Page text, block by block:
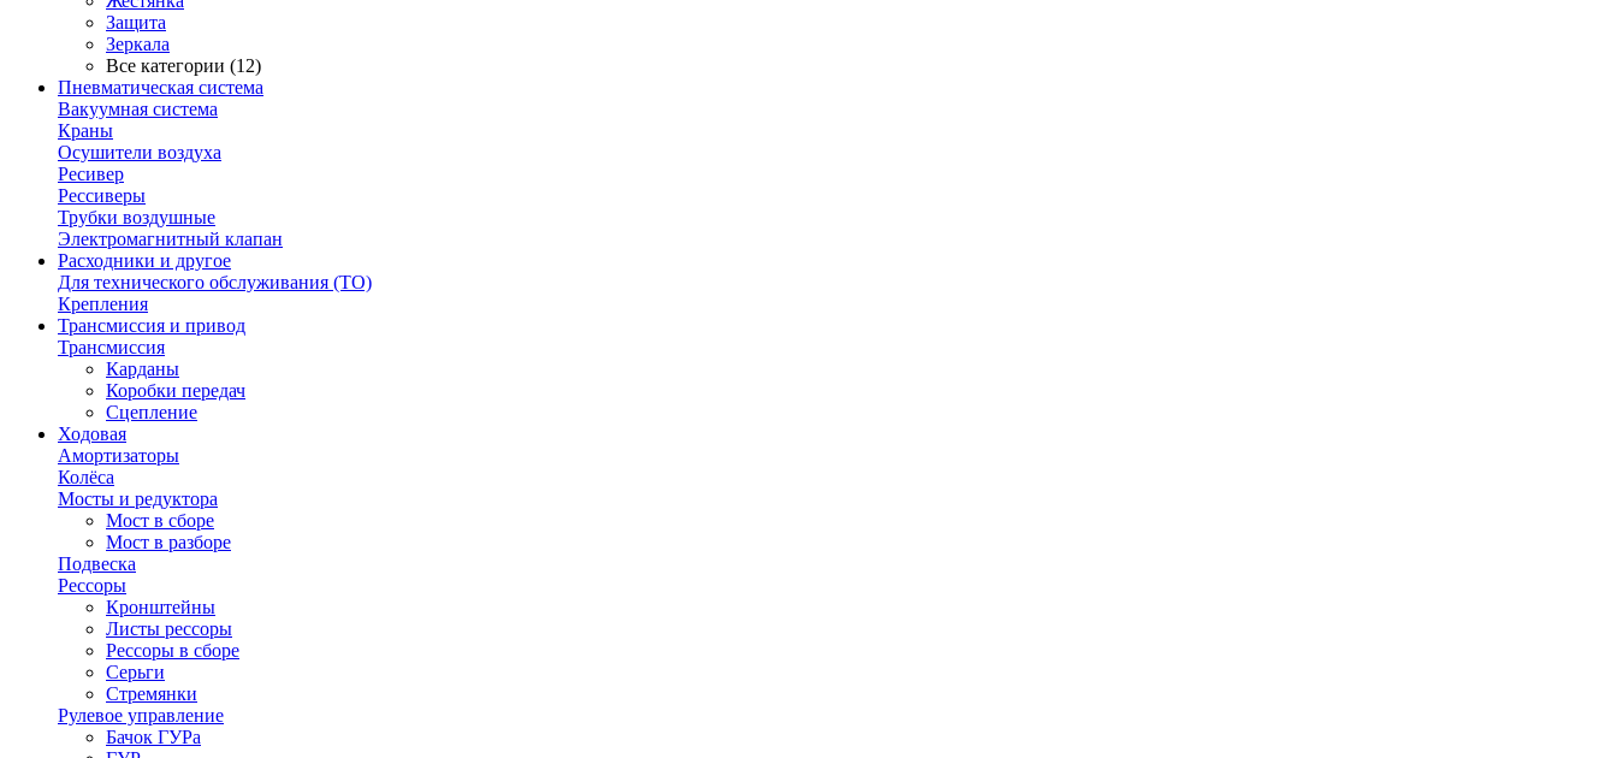
Защита
Зеркала
Все категории (12)
Пневматическая система
Вакуумная система
Краны
Осушители воздуха
Ресивер
Рессиверы
Трубки воздушные
Электромагнитный клапан
Расходники и другое
Для технического обслуживания (ТО)
Крепления
Трансмиссия и привод
Трансмиссия
Карданы
Коробки передач
Сцепление
Ходовая
Амортизаторы
Колёса
Мосты и редуктора
Мост в сборе
Мост в разборе
Подвеска
Рессоры
Кронштейны
Листы рессоры
Рессоры в сборе
Серьги
Стремянки
Рулевое управление
Бачок ГУРа